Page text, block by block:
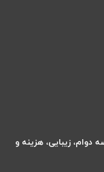
دوام، زیبایی، هزینه و